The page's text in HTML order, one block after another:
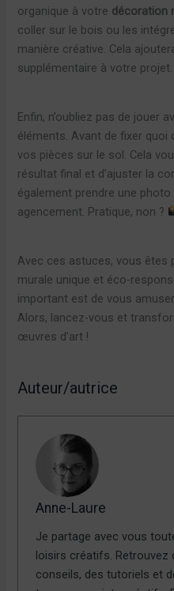
organique à votre décoration
coller sur le bois ou les
manière créative. Cela
supplémentaire à votre projet.
Enfin, n’oubliez pas de jouer
éléments. Avant de fixer
vos pièces sur le sol. Cela
résultat final et d’ajuster la
également prendre une
agencement. Pratique, non ?
Avec ces astuces, vous êtes
murale unique et éco-
important est de vous
Alors, lancez-vous et
œuvres d’art !
Auteur/autrice
Anne-Laure
Je partage avec vous
loisirs créatifs. Retrouvez
conseils, des tutoriels et